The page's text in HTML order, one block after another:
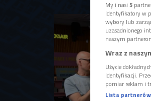
My i nasi 5
identyfikatory w
wybory lub
uzasadnionego
naszym
Wraz z
Użycie
identyfikacji.
pomiar reklam i
Lista